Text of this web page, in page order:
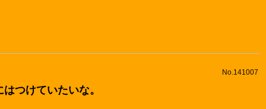
No.141007
つけていたいな。